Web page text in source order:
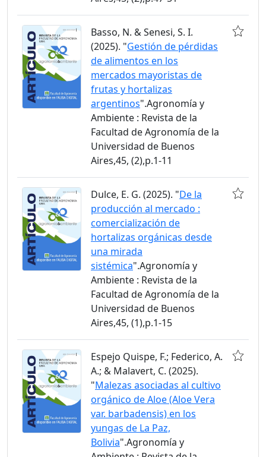
Basso, N. & Senesi, S. I.
(2025). "Gestión de pérdidas
de alimentos en los
mercados mayoristas de
frutas y hortalizas
argentinos".Agronomía y
Ambiente : Revista de la
Facultad de Agronomía de la
Universidad de Buenos
Aires,45, (2),p.1-11
Dulce, E. G. (2025). "De la
producción al mercado :
comercialización de
hortalizas orgánicas desde
una mirada
sistémica".Agronomía y
Ambiente : Revista de la
Facultad de Agronomía de la
Universidad de Buenos
Aires,45, (1),p.1-15
Espejo Quispe, F.; Federico, A.
A.; & Malavert, C. (2025).
"Malezas asociadas al cultivo
orgánico de Aloe (Aloe Vera
var. barbadensis) en los
yungas de La Paz,
Bolivia".Agronomía y